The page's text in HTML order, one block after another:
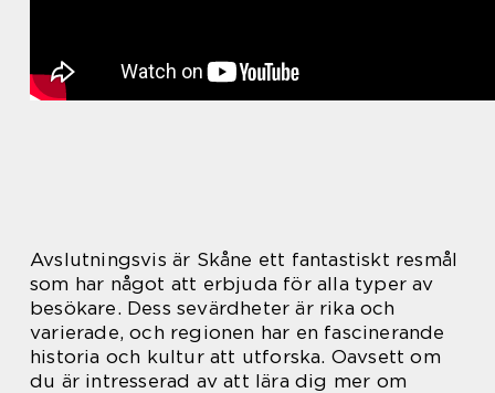
Avslutningsvis är Skåne ett fantastiskt resmål
som har något att erbjuda för alla typer av
besökare. Dess sevärdheter är rika och
varierade, och regionen har en fascinerande
historia och kultur att utforska. Oavsett om
du är intresserad av att lära dig mer om